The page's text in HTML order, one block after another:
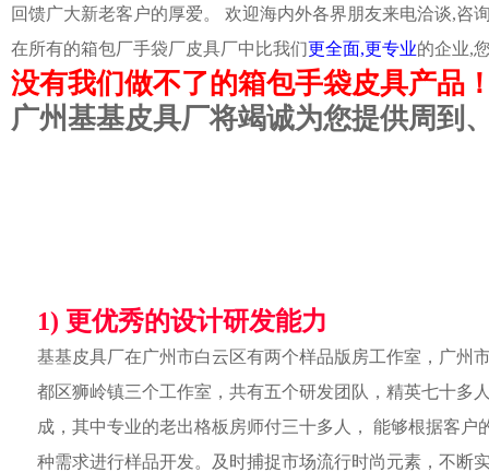
回馈广大新老客户的厚爱。 欢迎海内外各界朋友来电洽谈,咨
在所有的箱包厂手袋厂皮具厂中比我们更全面,更专业的企业,
没有我们做不了的箱包手袋皮具产品
广州基基皮具厂将竭诚为您提供周到
1) 更优秀的设计研发能力
基基皮具厂在广州市白云区有两个样品版房工作室，广州
都区狮岭镇三个工作室，共有五个研发团队，精英七十多
成，其中专业的老出格板房师付三十多人， 能够根据客户
种需求进行样品开发。及时捕捉市场流行时尚元素，不断